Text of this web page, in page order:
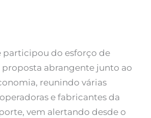
participou do esforço de
abrangente junto ao
reunindo várias
e fabricantes da
vem alertando desde o